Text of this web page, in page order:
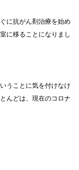
に抗がん剤治療を始め
に移ることになりまし
うことに気を付けなけ
んどは、現在のコロナ